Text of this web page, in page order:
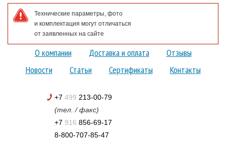
Технические параметры, фото
и комплектация могут отличаться
от заявленных на сайте
О компании Доставка и оплата
Отзывы
Новости
Статьи Сертификаты Контакты
+7 499 213-00-79
(тел. / факс)
+7 916 856-69-17
8-800-707-85-47